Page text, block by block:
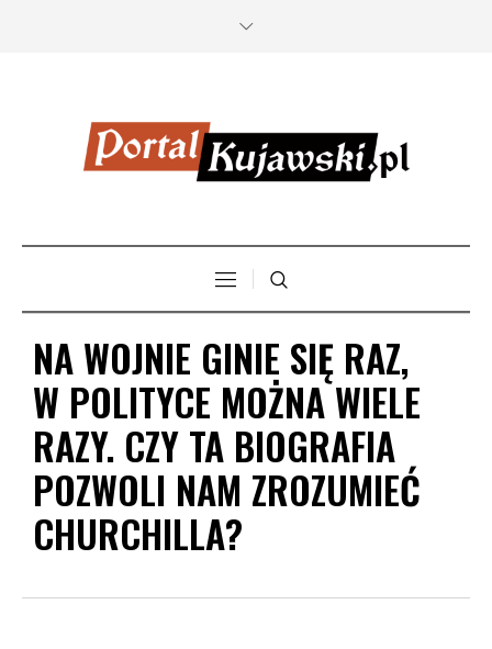
NA WOJNIE GINIE SIĘ RAZ,
W POLITYCE MOŻNA WIELE
RAZY. CZY TA BIOGRAFIA
POZWOLI NAM ZROZUMIEĆ
CHURCHILLA?